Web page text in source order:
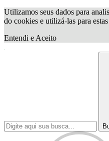
Utilizamos seus dados para
do cookies e utilizá-las para
Entendi e Aceito